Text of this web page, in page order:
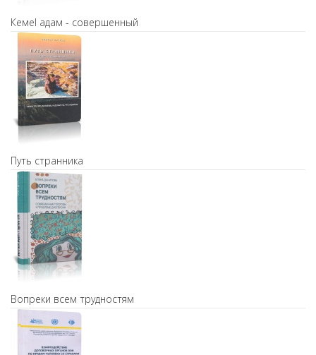
Кемel адам - совершенный
Путь странника
Вопреки всем трудностям